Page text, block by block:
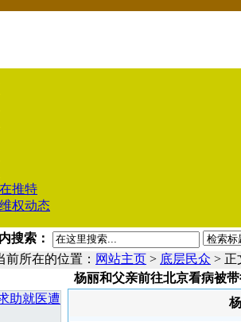
推特
权动态
搜索：
前所在的位置： 网站主页 > 底层民众 > 正
助就医遭
杨丽和父亲前往北京看病被